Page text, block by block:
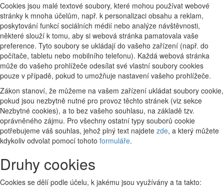
Cookies jsou malé textové soubory, které mohou používat webové
stránky k mnoha účelům, např. k personalizaci obsahu a reklam,
poskytování funkcí sociálních médií nebo analýze návštěvnosti,
některé slouží k tomu, aby si webová stránka pamatovala vaše
preference. Tyto soubory se ukládají do vašeho zařízení (např. do
počítače, tabletu nebo mobilního telefonu). Každá webová stránka
může do vašeho prohlížeče odesílat své vlastní soubory cookies
pouze v případě, pokud to umožňuje nastavení vašeho prohlížeče.
Zákon stanoví, že můžeme na vašem zařízení ukládat soubory cookie,
pokud jsou nezbytně nutné pro provoz těchto stránek (viz sekce
Nezbytné cookies), a to bez vašeho souhlasu, na základě tzv.
oprávněného zájmu. Pro všechny ostatní typy souborů cookie
potřebujeme váš souhlas, jehož plný text najdete zde, a který můžete
kdykoliv odvolat pomocí tohoto formuláře.
Druhy cookies
Cookies se dělí podle účelu, k jakému jsou využívány a ta takto: